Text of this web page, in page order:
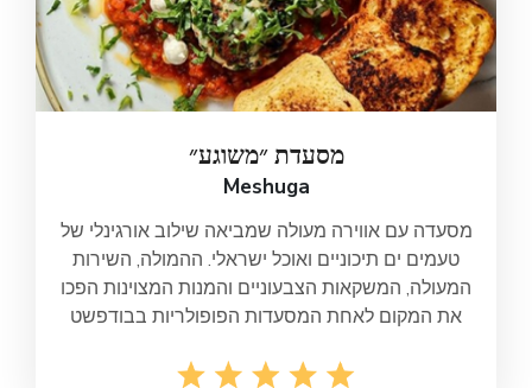
מסעדת ״משוגע״
Meshuga
מסעדה עם אווירה מעולה שמביאה שילוב אורגינלי של
טעמים ים תיכוניים ואוכל ישראלי. ההמולה, השירות
המעולה, המשקאות הצבעוניים והמנות המצוינות הפכו
את המקום לאחת המסעדות הפופולריות בבודפשט